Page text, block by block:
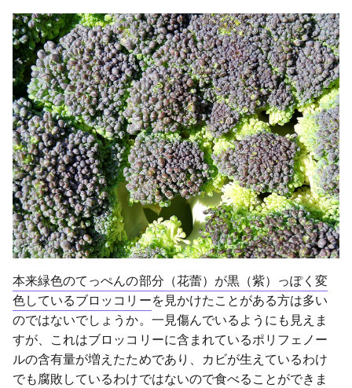
本来緑色のてっぺんの部分（花蕾）が黒（紫）っぽく変
色しているブロッコリーを見かけたことがある方は多い
のではないでしょうか。一見傷んでいるようにも見えま
すが、これはブロッコリーに含まれているポリフェノー
ルの含有量が増えたためであり、カビが生えているわけ
でも腐敗しているわけではないので食べることができま